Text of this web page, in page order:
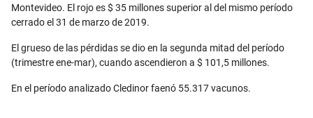
Montevideo. El rojo es $ 35 millones superior al del mismo período
cerrado el 31 de marzo de 2019.
El grueso de las pérdidas se dio en la segunda mitad del período
(trimestre ene-mar), cuando ascendieron a $ 101,5 millones.
En el período analizado Cledinor faenó 55.317 vacunos.